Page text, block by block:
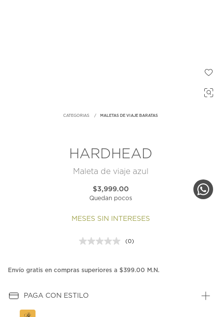
CATEGORIAS MALETAS DE VIAJE BARATAS
HARDHEAD
Maleta de viaje azul
$3,999.00
Quedan pocos
MESES SIN INTERESES
Sin
en
(0)
Envío gratis en compras superiores a $399.00 M.N.
PAGA CON ESTILO